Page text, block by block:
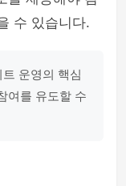
수 있습니다.
운영의 핵심
여를 유도할 수